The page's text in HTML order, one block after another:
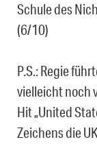
Schule des
(6/10)
P.S.: Regie
vielleicht noch
Hit „United
Zeichens die